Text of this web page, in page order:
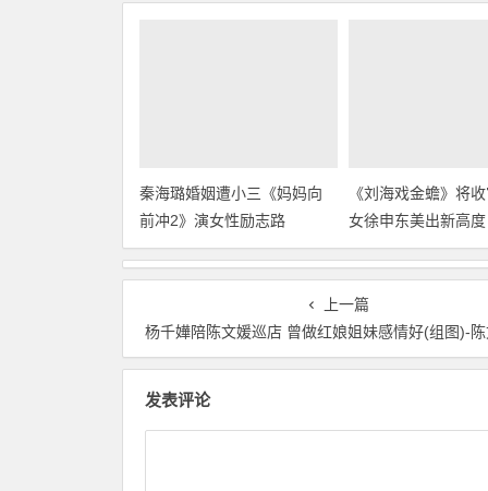
秦海璐婚姻遭小三《妈妈向
前冲2》演女性励志路
《刘海戏金蟾》将
女徐申东美出新高度
上一篇
杨千嬅陪陈文媛巡店 曾做红娘姐妹感情好(组图)-陈文媛淡出
发表评论